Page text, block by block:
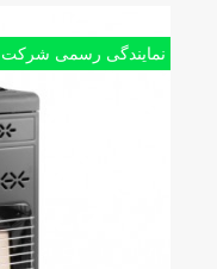
نمایندگی رسمی شرکت